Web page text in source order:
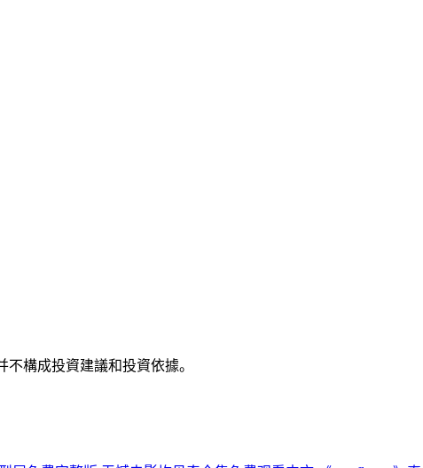
構成投資建議和投資依據。